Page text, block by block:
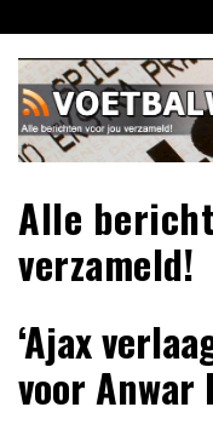
naar
inhoud
Alle
verzameld!
‘Ajax
voor Anwar